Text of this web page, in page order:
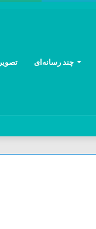
تصویر 360 چند رسانه‌ای